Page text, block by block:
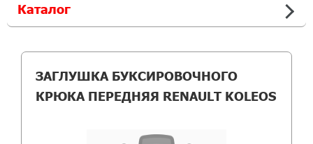
Каталог
ЗАГЛУШКА БУКСИРОВОЧНОГО
КРЮКА ПЕРЕДНЯЯ RENAULT KOLEOS